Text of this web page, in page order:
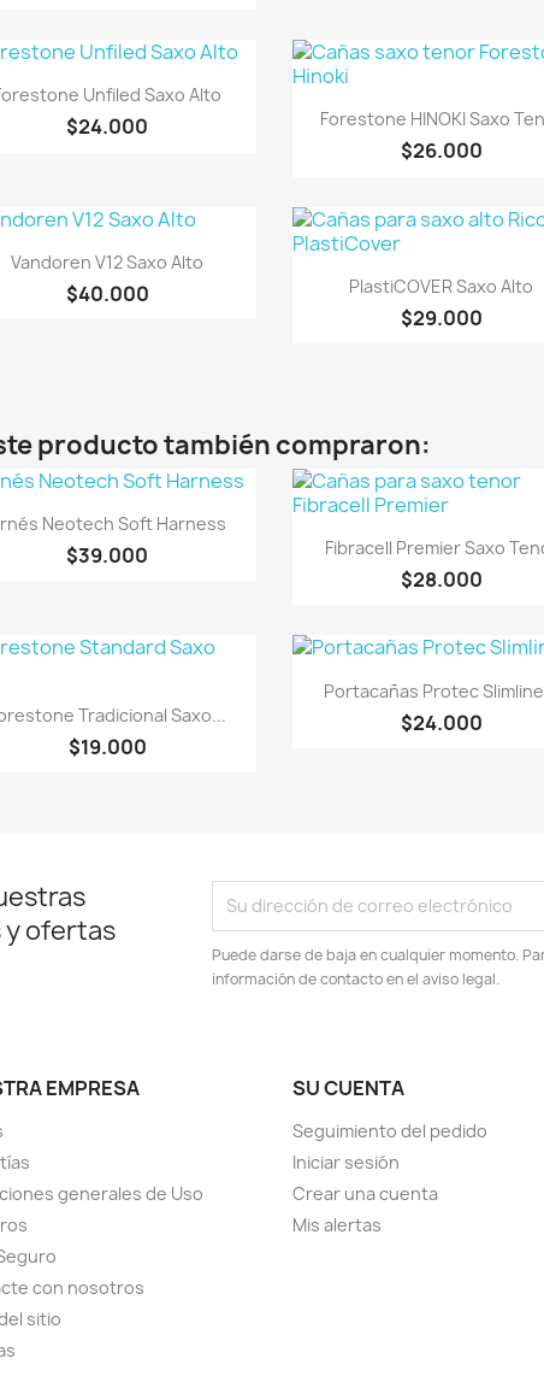
Vista rápida
Unfiled Saxo Alto
$24.000 Vista rápida
Forestone HINOKI Saxo
$26.000
Vista rápida
Vandoren V12 Saxo Alto
$40.000 Vista rápida
PlastiCOVER Saxo Alto
$29.000
producto también compraron:
Vista rápida
Neotech Soft Harness
$39.000 Vista rápida
Fibracell Premier Saxo
$28.000
Vista rápida
Tradicional Saxo...
$19.000
Vista rápida
Portacañas Protec
$24.000
y ofertas
Puede darse de baja en cualquier momento.
información de contacto en el aviso legal.
EMPRESA
generales de Uso
con nosotros
sitio
SU CUENTA
Seguimiento del pedido
Iniciar sesión
Crear una cuenta
Mis alertas